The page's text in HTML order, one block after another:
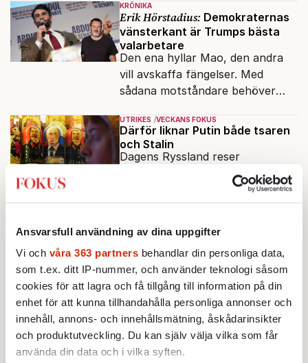
Ansvarsfull användning av dina uppgifter
Vi och våra 363 partners behandlar din personliga data,
som t.ex. ditt IP-nummer, och använder teknologi såsom
cookies för att lagra och få tillgång till information på din
enhet för att kunna tillhandahålla personliga annonser och
innehåll, annons- och innehållsmätning, åskådarinsikter
och produktutveckling. Du kan själv välja vilka som får
använda din data och i vilka syften.
KRÖNIKA
Erik Hörstadius: Demokraternas
vänsterkant är Trumps bästa
valarbetare
Den ena hyllar Mao, den andra
vill avskaffa fängelser. Med
sådana motståndare behöver
vänner.
UTRIKES VECKANS FOKUS
Därför liknar Putin både tsaren
och Stalin
Dagens Ryssland reser
motsägelsefullt förflutet. Hur
kunde två revolutioner förändra
den ryska statsidén?
Av: Bengt Jangfeldt•
UTRIKES VECKANS FOKUS
Går Storbritannien att rädda?
För 150 år sedan var de jordens
rikaste land. Nu ärver den sjunde
regeringen på tio år ett land i
politiskt och ekonomiskt kaos.
Av: Lotta Dinkelspiel
KRÖNIKA
Johan Hakelius:Britternas hopp:
soptunneansiktet